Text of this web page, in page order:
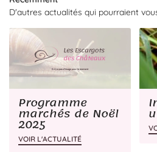
GALERIE
ACTUALITÉS
CONTACT
D'autres actualités qui pourraient
Programme
marchés de Noël
2025
VOIR L'ACTUALITÉ